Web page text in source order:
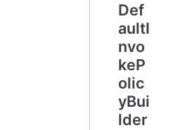
Def
aultI
nvo
keP
olic
yBui
lder